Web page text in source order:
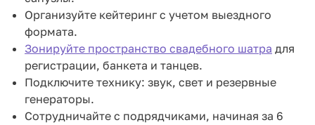
Организуйте кейтеринг с учетом выездного
формата.
Зонируйте пространство свадебного шатра для
регистрации, банкета и танцев.
Подключите технику: звук, свет и резервные
генераторы.
Сотрудничайте с подрядчиками, начиная за 6